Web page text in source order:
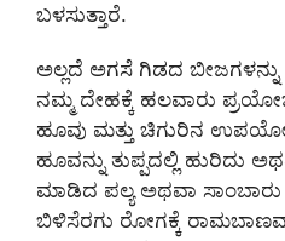
ಬಳಸುತ್ತಾರೆ.
ಅಲ್ಲದೆ ಅಗಸೆ ಗಿಡದ
ನಮ್ಮ ದೇಹಕ್ಕೆ ಹಲವಾರು
ಹೂವು ಮತ್ತು ಚಿಗುರಿನ
ಹೂವನ್ನು ತುಪ್ಪದಲ್ಲಿ ಹುರಿದು
ಮಾಡಿದ ಪಲ್ಯ ಅಥವಾ
ಬಿಳಿಸೆರಗು ರೋಗಕ್ಕೆ